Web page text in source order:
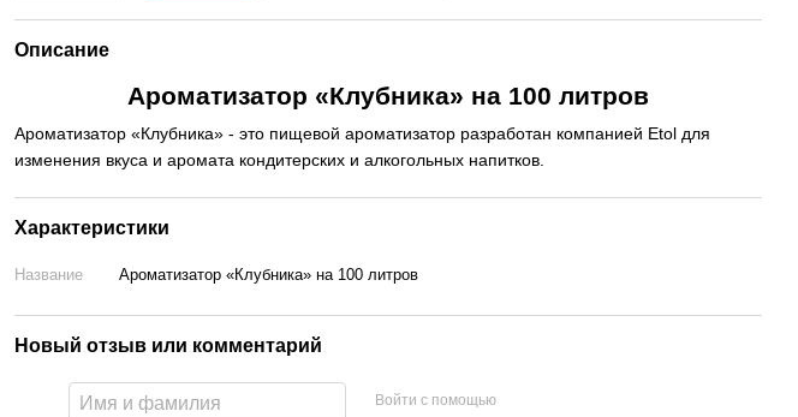
Описание
Ароматизатор «Клубника» на 100 литров
Ароматизатор «Клубника» - это пищевой ароматизатор разработан компанией Etol для
изменения вкуса и аромата кондитерских и алкогольных напитков
Характеристики
Название Ароматизатор «Клубника» на 100 литров
Новый отзыв или комментарий
Войти с помощью